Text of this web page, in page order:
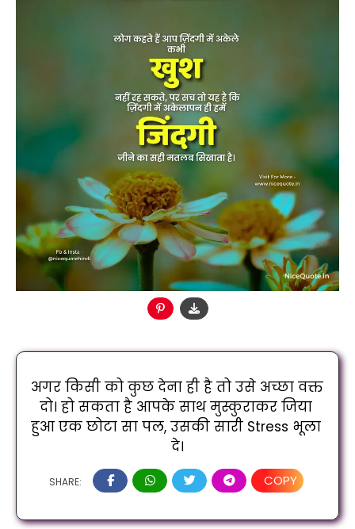
अगर किसी को कुछ देना ही है तो उसे अच्छा वक्त
दो। हो सकता है आपके साथ मुस्कुराकर जिया
हुआ एक छोटा सा पल, उसकी सारी Stress भूला
दे।
SHARE: COPY